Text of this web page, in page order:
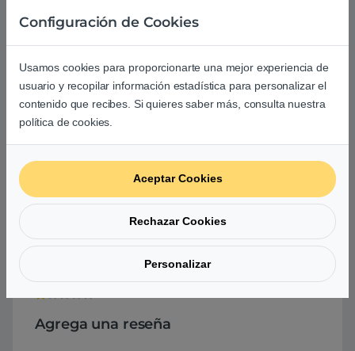
Comprar Impresora Epson Expression Premium XP-530
Basado en 0 reseñas
0
0
Agrega una reseña
Configuración de Cookies
Usamos cookies para proporcionarte una mejor experiencia de
usuario y recopilar información estadística para personalizar el
contenido que recibes. Si quieres saber más, consulta nuestra
política de cookies.
Aceptar Cookies
Rechazar Cookies
Personalizar